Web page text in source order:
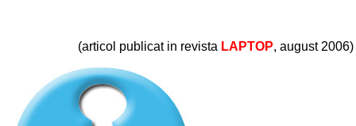
(articol publicat in revista LAPTOP, august 2006)